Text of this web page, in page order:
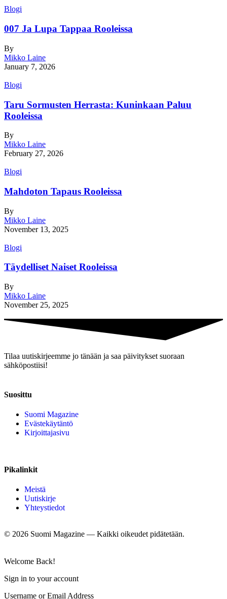
Blogi
007 Ja Lupa Tappaa Rooleissa
By
Mikko Laine
January 7, 2026
Blogi
Taru Sormusten Herrasta: Kuninkaan Paluu
Rooleissa
By
Mikko Laine
February 27, 2026
Blogi
Mahdoton Tapaus Rooleissa
By
Mikko Laine
November 13, 2025
Blogi
Täydelliset Naiset Rooleissa
By
Mikko Laine
November 25, 2025
Tilaa uutiskirjeemme jo tänään ja saa päivitykset suoraan
sähköpostiisi!
Suosittu
Suomi Magazine
Evästekäytäntö
Kirjoittajasivu
Pikalinkit
Meistä
Uutiskirje
Yhteystiedot
© 2026 Suomi Magazine — Kaikki oikeudet pidätetään.
Welcome Back!
Sign in to your account
Username or Email Address